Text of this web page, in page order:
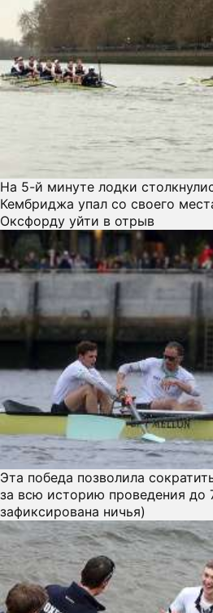
На 5-й минуте лодки
Кембриджа упал со своего
Оксфорду уйти в отрыв
Эта победа позволила
за всю историю проведения до
зафиксирована ничья)